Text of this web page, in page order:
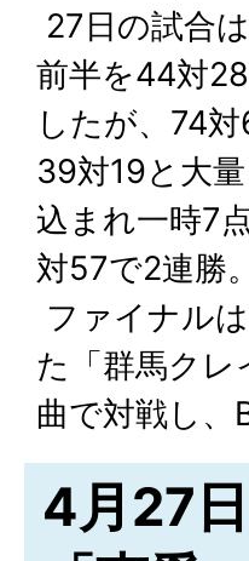
27日の試合
前半を44対
したが、74
39対19と大
込まれ一時7
対57で2連勝
ファイナル
た「群馬ク
曲で対戦し
4月27